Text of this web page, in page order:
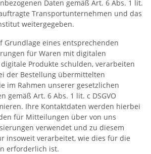
Daten gemäß Art. 6 Abs. 1 lit.
Transportunternehmen und das
weitergegeben.
Grundlage eines entsprechenden
für Waren mit digitalen
Produkte schulden, verarbeiten
der Bestellung übermittelten
im Rahmen unserer gesetzlichen
gemäß Art. 6 Abs. 1 lit. c DSGVO
Ihre Kontaktdaten werden hierbei
für Mitteilungen über von uns
verwendet und zu diesem
insoweit verarbeitet, wie dies für die
erforderlich ist.